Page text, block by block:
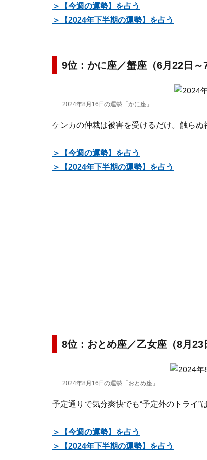
＞【今週の運勢】を占う
＞【2024年下半期の運勢】を占う
9位：かに座／蟹座（6月22日～
2024年8月16日の運勢「かに座」
ケンカの仲裁は被害を受けるだけ。触らぬ
＞【今週の運勢】を占う
＞【2024年下半期の運勢】を占う
8位：おとめ座／乙女座（8月23
2024年8月16日の運勢「おとめ座」
予定通りで気分爽快でも“予定外のトライ”
＞【今週の運勢】を占う
＞【2024年下半期の運勢】を占う